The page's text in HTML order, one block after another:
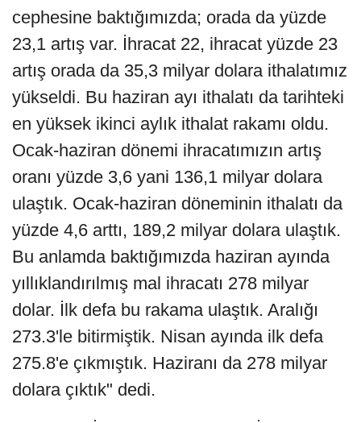
cephesine baktığımızda; orada da yüzde
23,1 artış var. İhracat 22, ihracat yüzde 23
artış orada da 35,3 milyar dolara ithalatımız
yükseldi. Bu haziran ayı ithalatı da tarihteki
en yüksek ikinci aylık ithalat rakamı oldu.
Ocak-haziran dönemi ihracatımızın artış
oranı yüzde 3,6 yani 136,1 milyar dolara
ulaştık. Ocak-haziran döneminin ithalatı da
yüzde 4,6 arttı, 189,2 milyar dolara ulaştık.
Bu anlamda baktığımızda haziran ayında
yıllıklandırılmış mal ihracatı 278 milyar
dolar. İlk defa bu rakama ulaştık. Aralığı
273.3'le bitirmiştik. Nisan ayında ilk defa
275.8'e çıkmıştık. Haziranı da 278 milyar
dolara çıktık" dedi.